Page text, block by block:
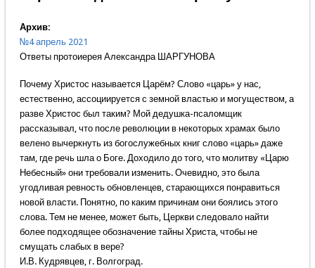
Архив:
№4 апрель 2021
Ответы протоиерея Александра ШАРГУНОВА
Почему Христос называется Царём? Слово «царь» у нас,
естественно, ассоциируется с земной властью и могуществом, а
разве Христос был таким? Мой дедушка-псаломщик
рассказывал, что после революции в некоторых храмах было
велено вычеркнуть из богослужебных книг слово «царь» даже
там, где речь шла о Боге. Доходило до того, что молитву «Царю
Небесный» они требовали изменить. Очевидно, это была
угодливая ревность обновленцев, старающихся понравиться
новой власти. Понятно, по каким причинам они боялись этого
слова. Тем не менее, может быть, Церкви следовало найти
более подходящее обозначение тайны Христа, чтобы не
смущать слабых в вере?
И.В. Кудрявцев, г. Волгоград.